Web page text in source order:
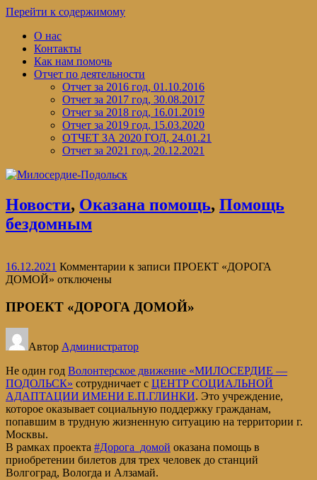
Перейти к содержимому
О нас
Контакты
Как нам помочь
Отчет по деятельности
Отчет за 2016 год, 01.10.2016
Отчет за 2017 год, 30.08.2017
Отчет за 2018 год, 16.01.2019
Отчет за 2019 год, 15.03.2020
ОТЧЕТ ЗА 2020 ГОД, 24.01.21
Отчет за 2021 год, 20.12.2021
Новости, Оказана помощь, Помощь
бездомным
16.12.2021 Комментарии к записи ПРОЕКТ «ДОРОГА
ДОМОЙ» отключены
ПРОЕКТ «ДОРОГА ДОМОЙ»
Автор Администратор
Не один год Волонтерское движение «МИЛОСЕРДИЕ —
ПОДОЛЬСК» сотрудничает c ЦЕНТР СОЦИАЛЬНОЙ
АДАПТАЦИИ ИМЕНИ Е.П.ГЛИНКИ. Это учреждение,
которое оказывает социальную поддержку гражданам,
попавшим в трудную жизненную ситуацию на территории г.
Москвы.
В рамках проекта #Дорога_домой оказана помощь в
приобретении билетов для трех человек до станций
Волгоград, Вологда и Алзамай.